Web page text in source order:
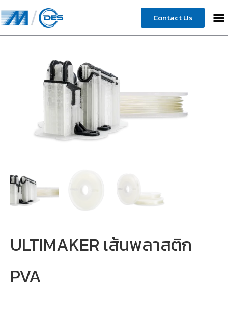
Contact Us
ULTIMAKER เส้นพลาสติก
PVA